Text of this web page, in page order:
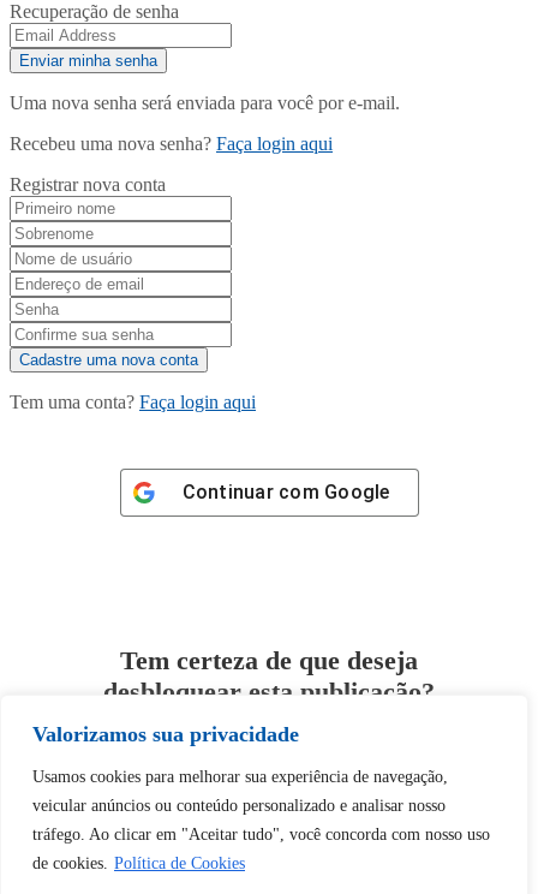
Valorizamos sua privacidade
Usamos cookies para melhorar sua experiência de navegação,
veicular anúncios ou conteúdo personalizado e analisar nosso
tráfego. Ao clicar em "Aceitar tudo", você concorda com nosso uso
de cookies. Política de Cookies
Recuperação de senha
Uma nova senha será enviada para você por e-mail.
Recebeu uma nova senha? Faça login aqui
Registrar nova conta
Tem uma conta? Faça login aqui
Continuar com Google
Tem certeza de que deseja
desbloquear esta publicação?
Sim Não